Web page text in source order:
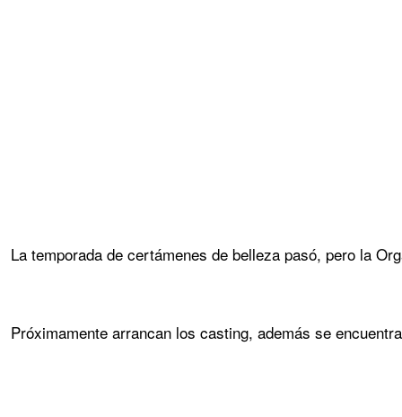
La temporada de certámenes de belleza pasó, pero la
Próximamente arrancan los casting, además se